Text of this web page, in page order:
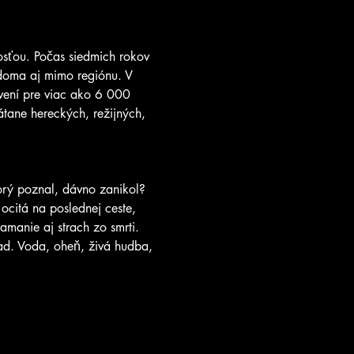
Počas siedmich rokov
aj mimo regiónu. V
pre viac ako 6 000
hereckých, režijných,
poznal, dávno zanikol?
na poslednej ceste,
aj strach zo smrti.
Voda, oheň, živá hudba,